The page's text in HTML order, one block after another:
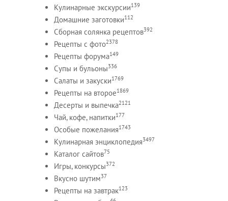
Кулинарные экскурсии139
Домашние заготовки112
Сборная солянка рецептов392
Рецепты c фото2378
Рецепты форума149
Супы и бульоны336
Салаты и закуски1769
Рецепты на второе1869
Десерты и выпечка2121
Чай, кофе, напитки177
Особые пожелания1743
Кулинарная энциклопедия3497
Каталог сайтов75
Игры, конкурсы372
Вкусно шутим37
Рецепты на завтрак123